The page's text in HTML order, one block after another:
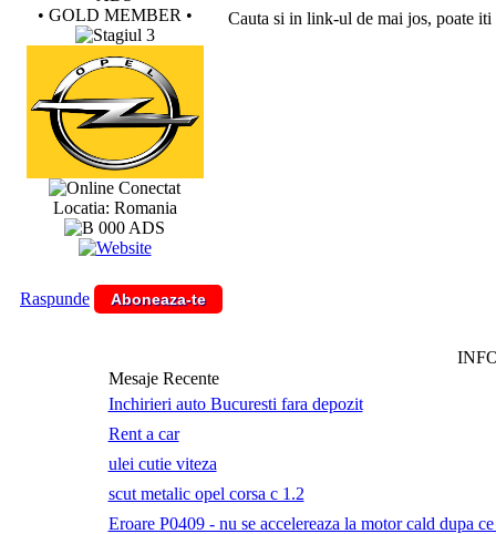
• GOLD MEMBER •
Conectat
Locatia: Romania
Cauta si in link-ul de mai jos, poate iti
Raspunde Aboneaza-te
Mesaje Recente
Inchirieri auto Bucuresti fara depozit
Rent a car
ulei cutie viteza
scut metalic opel corsa c 1.2
Eroare P0409 - nu se accelereaza la motor cald dupa